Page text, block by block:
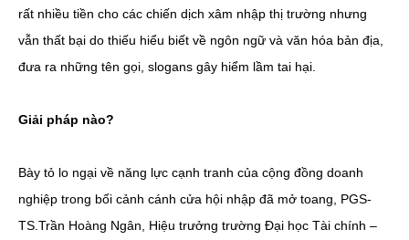
rất nhiều tiền cho các chiến dịch xâm nhập thị trường nhưng
vẫn thất bại do thiếu hiểu biết về ngôn ngữ và văn hóa bản địa,
đưa ra những tên gọi, slogans gây hiểm lầm tai hại.
Giải pháp nào?
Bày tỏ lo ngại về năng lực cạnh tranh của cộng đồng doanh
nghiệp trong bối cảnh cánh cửa hội nhập đã mở toang, PGS-
TS.Trần Hoàng Ngân, Hiệu trưởng trường Đại học Tài chính –